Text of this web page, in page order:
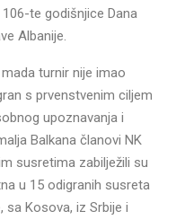
te godišnjice Dana
Albanije.
turnir nije imao
s prvenstvenim ciljem
upoznavanja i
Balkana članovi NK
susretima zabilježili su
u 15 odigranih susreta
sa Kosova, iz Srbije i